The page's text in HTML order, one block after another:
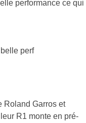
performance ce qui
perf
Roland Garros et
R1 monte en pré-